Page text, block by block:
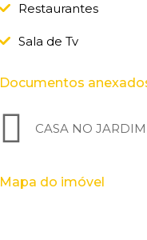
Restaurantes
Sala de Tv
Documentos
CASA NO
Mapa do imóvel